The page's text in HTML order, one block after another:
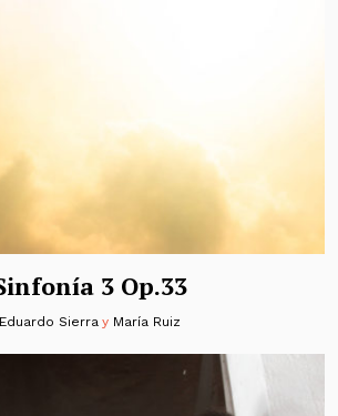
3 Op.33
Eduardo Sierray María Ruiz